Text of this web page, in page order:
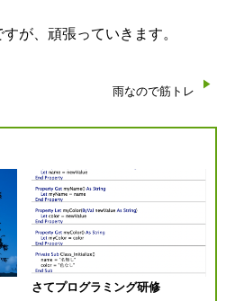
が、頑張っていきます。
雨なので筋トレ
さてプログラミング研修